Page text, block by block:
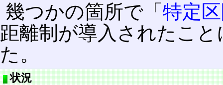
幾つかの箇所で「特定
距離制が導入されたこ
た。
状況